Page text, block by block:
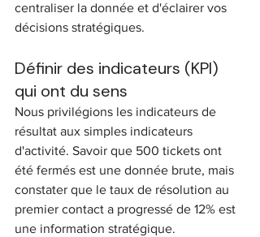
centraliser la donnée et d'éclairer vos
décisions stratégiques.
Définir des indicateurs (KPI)
qui ont du sens
Nous privilégions les indicateurs de
résultat aux simples indicateurs
d'activité. Savoir que 500 tickets ont
été fermés est une donnée brute, mais
constater que le taux de résolution au
premier contact a progressé de 12% est
une information stratégique.